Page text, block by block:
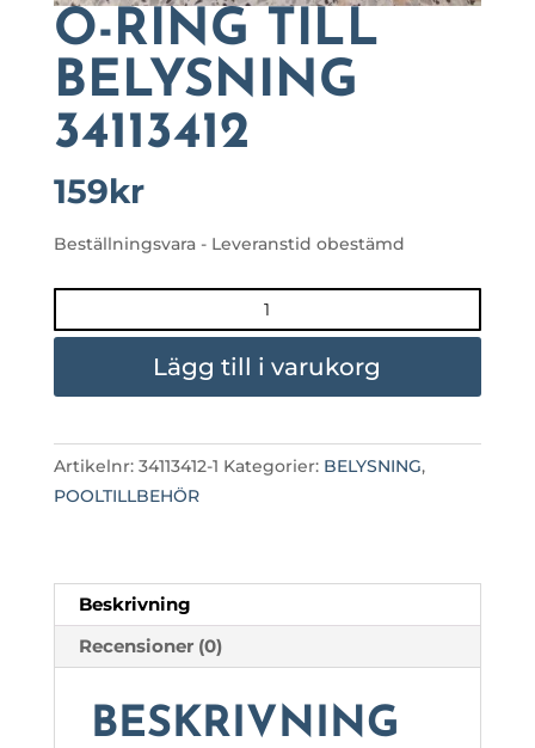
O-RING TILL
BELYSNING
34113412
159kr
Beställningsvara - Leveranstid obestämd
RING
BELYSNING
mängd
Lägg till i varukorg
Artikelnr: 34113412-1 Kategorier: BELYSNING,
POOLTILLBEHÖR
Beskrivning
Recensioner (0)
BESKRIVNING